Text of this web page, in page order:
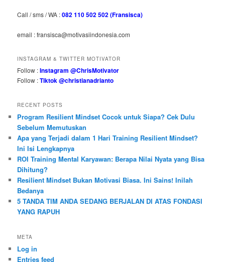
Call / sms / WA :082 110 502 502 (Fransisca)
email : fransisca@motivasiindonesia.com
INSTAGRAM & TWITTER MOTIVATOR
Follow :Instagram @ChrisMotivator
Follow :Tiktok @christianadrianto
RECENT POSTS
Program Resilient Mindset Cocok untuk Siapa? Cek Dulu
Sebelum Memutuskan
Apa yang Terjadi dalam 1 Hari Training Resilient Mindset?
Ini Isi Lengkapnya
ROI Training Mental Karyawan: Berapa Nilai Nyata yang Bisa
Dihitung?
Resilient Mindset Bukan Motivasi Biasa. Ini Sains! Inilah
Bedanya
5 TANDA TIM ANDA SEDANG BERJALAN DI ATAS FONDASI
YANG RAPUH
META
Log in
Entries feed